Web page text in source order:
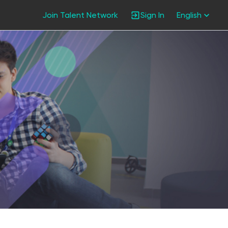
Join Talent Network Sign In English